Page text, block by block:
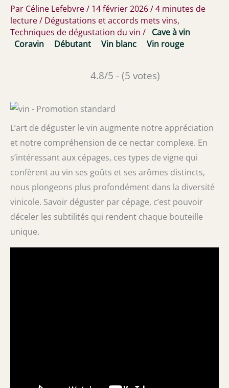
Par Céline Lefebvre/ 14 février 2026/4 minutes de
lecture/ Dégustations et accords mets vins,
Techniques de dégustation du vin / Cave à vin
Coravin
Débutant Vin blanc Vin rouge
4.8/5 - (5 votes)
L’art de déguster le vin augmente notre appréciation
et notre compréhension de ce nectar complexe. En
s’intéressant aux cépages, ces types de vigne qui
confèrent au vin ses goûts et ses arômes distincts,
nous plongeons plus profondément dans la diversité
vinicole. Savoir déguster par cépage, c’est pouvoir
déceler les subtilités qui rendent chaque bouteille
unique.